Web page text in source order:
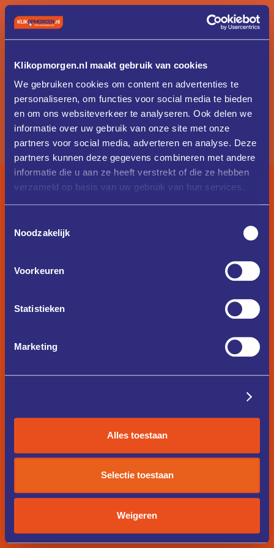
Klikopmorgen.nl maakt gebruik van cookies
We gebruiken cookies om content en advertenties te
personaliseren, om functies voor social media te bieden
en om ons websiteverkeer te analyseren. Ook delen we
informatie over uw gebruik van onze site met onze
partners voor social media, adverteren en analyse. Deze
partners kunnen deze gegevens combineren met andere
informatie die u aan ze heeft verstrekt of die ze hebben
verzameld op basis van uw gebruik van hun services.
Noodzakelijk
Voorkeuren
Statistieken
Marketing
Alles toestaan
Selectie toestaan
Weigeren